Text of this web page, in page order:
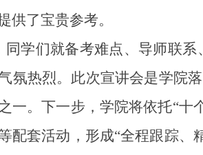
供了宝贵参考。
同学们就备考难点、导师联
氛热烈。此次宣讲会是学院
一。下一步，学院将依托“十
配套活动，形成“全程跟踪、